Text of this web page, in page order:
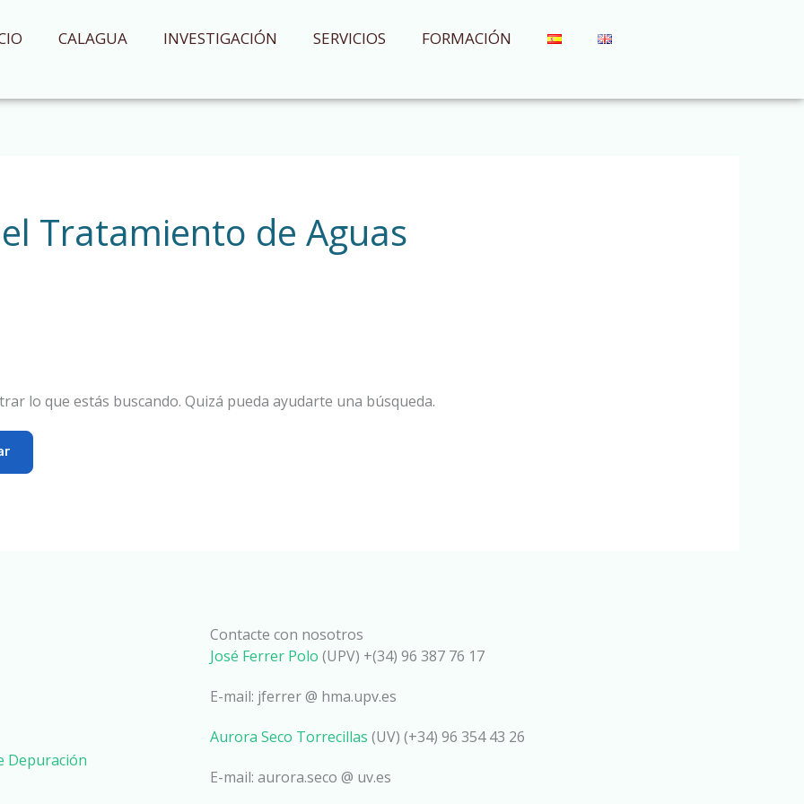
CALAGUA INVESTIGACIÓN SERVICIOS FORMACIÓN
Tratamiento de Aguas
lo que estás buscando. Quizá pueda ayudarte una búsqueda.
Depuración
Contacte con nosotros
José Ferrer Polo (UPV) +(34) 96 387 76 17
E-mail: jferrer @ hma.upv.es
Aurora Seco Torrecillas (UV) (+34) 96 354 43 26
E-mail: aurora.seco @ uv.es